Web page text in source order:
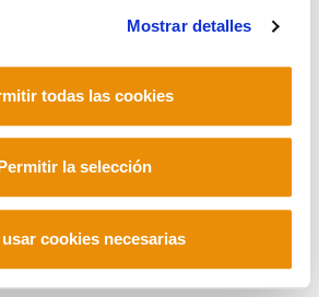
Mostrar detalles
todas las cookies
la selección
cookies necesarias